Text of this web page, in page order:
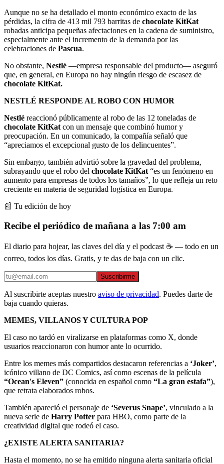
Aunque no se ha detallado el monto económico exacto de las
pérdidas, la cifra de 413 mil 793 barritas de chocolate KitKat
robadas anticipa pequeñas afectaciones en la cadena de suministro,
especialmente ante el incremento de la demanda por las
celebraciones de Pascua.
No obstante, Nestlé —empresa responsable del producto— aseguró
que, en general, en Europa no hay ningún riesgo de escasez de
chocolate KitKat.
NESTLÉ RESPONDE AL ROBO CON HUMOR
Nestlé reaccionó públicamente al robo de las 12 toneladas de
chocolate KitKat con un mensaje que combinó humor y
preocupación. En un comunicado, la compañía señaló que
“apreciamos el excepcional gusto de los delincuentes”.
Sin embargo, también advirtió sobre la gravedad del problema,
subrayando que el robo del chocolate KitKat “es un fenómeno en
aumento para empresas de todos los tamaños”, lo que refleja un reto
creciente en materia de seguridad logística en Europa.
📰 Tu edición de hoy
Recibe el periódico de mañana a las 7:00 am
El diario para hojear, las claves del día y el podcast ☕ — todo en un
correo, todos los días. Gratis, y te das de baja con un clic.
Suscribirme
Al suscribirte aceptas nuestro aviso de privacidad. Puedes darte de
baja cuando quieras.
MEMES, VILLANOS Y CULTURA POP
El caso no tardó en viralizarse en plataformas como X, donde
usuarios reaccionaron con humor ante lo ocurrido.
Entre los memes más compartidos destacaron referencias a ‘Joker’,
icónico villano de DC Comics, así como escenas de la película
“Ocean's Eleven” (conocida en español como “La gran estafa”),
que retrata elaborados robos.
También apareció el personaje de ‘Severus Snape’, vinculado a la
nueva serie de Harry Potter para HBO, como parte de la
creatividad digital que rodeó el caso.
¿EXISTE ALERTA SANITARIA?
Hasta el momento, no se ha emitido ninguna alerta sanitaria oficial